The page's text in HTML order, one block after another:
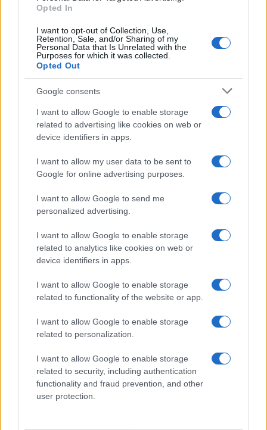
Opted In
I want to opt-out of Collection, Use,
Retention, Sale, and/or Sharing of my
Personal Data that Is Unrelated with the
Purposes for which it was collected.
Opted Out
Google consents
I want to allow Google to enable storage
related to advertising like cookies on web or
device identifiers in apps.
I want to allow my user data to be sent to
Google for online advertising purposes.
I want to allow Google to send me
personalized advertising.
I want to allow Google to enable storage
related to analytics like cookies on web or
device identifiers in apps.
I want to allow Google to enable storage
related to functionality of the website or app.
I want to allow Google to enable storage
related to personalization.
I want to allow Google to enable storage
related to security, including authentication
functionality and fraud prevention, and other
user protection.
[gallery type="rectangular"
orderby="rand"] .
Opozorilo:Po 297. členu Kazenskega zakonika je
posameznik kazensko odgovoren za javno spodbujanje
sovraštva, nasilja ali nestrpnosti. Komentarji z žaljivimi,
rasističnimi, diskriminatornimi ali nezakonitimi vsebinami bodo
odstranjeni. Pravila komentiranja →
Failed to fetch
Mislinja
Kategorije: Novice Novice